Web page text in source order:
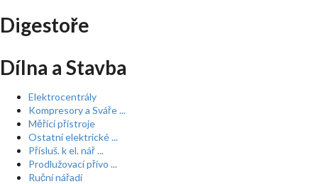
Digestoře
Dílna a Stavba
Elektrocentrály
Kompresory a Sváře ...
Měřící přístroje
Ostatní elektrické ...
Přísluš. k el. nář ...
Prodlužovací přívo ...
Ruční nářadí